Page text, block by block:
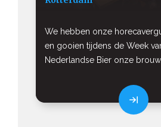
We hebben onze
en gooien tijdens de Week
Nederlandse Bier onze